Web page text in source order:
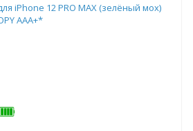
iPhone 12 PRO MAX (зелёный мох)
AAA+*